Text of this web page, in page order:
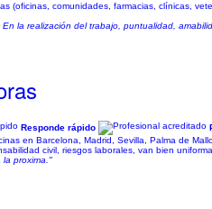
(oficinas, comunidades, farmacias, clínicas,
la realización del trabajo, puntualidad,
Responde rápido
en Barcelona, Madrid, Sevilla, Palma de
civil, riesgos laborales, van bien
la proxima."